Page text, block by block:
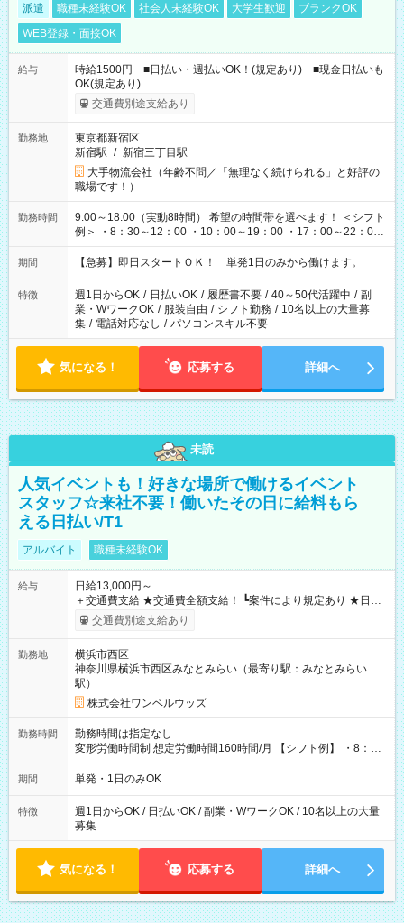
派遣 職種未経験OK 社会人未経験OK 大学生歓迎
ブランクOK
WEB登録・面接OK
給与
時給1500円 ■日払い・週払いOK！(規定あり) ■現金日払いも
OK(規定あり)
交通費別途支給あり
勤務地
東京都新宿区
新宿駅 / 新宿三丁目駅
大手物流会社（年齢不問／「無理なく続けられる」と好評の
職場です！）
勤務時間
9:00～18:00（実動8時間） 希望の時間帯を選べます！ ＜シフト
例＞ ・8：30～12：00 ・10：00～19：00 ・17：00～22：00
・13：00～22：00 ・22：00～翌6：00 など
期間 【急募】即日スタートＯＫ！ 単発1日のみから働けます。
特徴 週1日からOK / 日払いOK / 履歴書不要 / 40～50代活躍中 / 副
業・WワークOK / 服装自由 / シフト勤務 / 10名以上の大量募
集 / 電話対応なし / パソコンスキル不要
気になる！ 応募する 詳細へ
未読
人気イベントも！好きな場所で働けるイベント
スタッフ☆来社不要！働いたその日に給料もら
える日払い/T1
アルバイト 職種未経験OK
給与
日給13,000円～
＋交通費支給 ★交通費全額支給！ ┗案件により規定あり ★日払
いOK！（規定あり） ┗働いたその日に現金GET♪ お仕事後はコ
ンビニATMから 日払い分を引き落とせます！ 【試用期間】試
交通費別途支給あり
勤務地
横浜市西区
神奈川県横浜市西区みなとみらい（最寄り駅：みなとみらい
駅）
株式会社ワンベルウッズ
勤務時間
勤務時間は指定なし
変形労働時間制 想定労働時間160時間/月 【シフト例】 ・8：00
～21：00
期間 単発・1日のみOK
特徴
週1日からOK / 日払いOK / 副業・WワークOK / 10名以上の大量
募集
気になる！ 応募する 詳細へ